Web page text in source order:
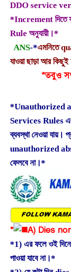
DDO service
*Increment দিতে
Rule অনুযায়ী।*
ANS-*এমনিতে
যাওয়া ছাড়া আর
*তবুও
*Unauthorized
Services Rules এর
ব্যবস্থা নেওয়া যায়।
unauthorized
ফেলবে না।*
* A) Dies
*1) এর ফলে ওই
পাওয়া যাবে না।*